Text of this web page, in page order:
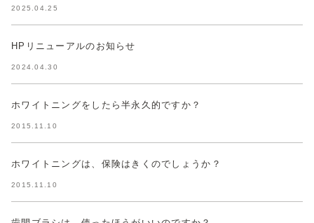
2025.04.25
HPリニューアルのお知らせ
2024.04.30
ホワイトニングをしたら半永久的ですか？
2015.11.10
ホワイトニングは、保険はきくのでしょうか？
2015.11.10